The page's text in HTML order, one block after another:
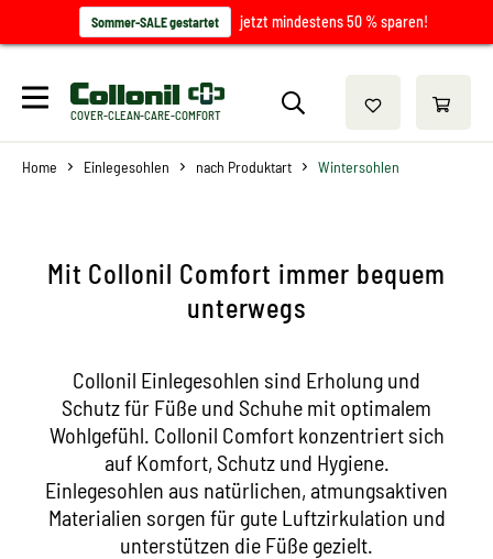
Sommer-SALE gestartet jetzt mindestens 50 % sparen!
COVER-CLEAN-CARE-COMFORT
Home Einlegesohlen nach Produktart Wintersohlen
Mit Collonil Comfort immer bequem
unterwegs
Collonil Einlegesohlen sind Erholung und
Schutz für Füße und Schuhe mit optimalem
Wohlgefühl. Collonil Comfort konzentriert sich
auf Komfort, Schutz und Hygiene.
Einlegesohlen aus natürlichen, atmungsaktiven
Materialien sorgen für gute Luftzirkulation und
unterstützen die Füße gezielt.